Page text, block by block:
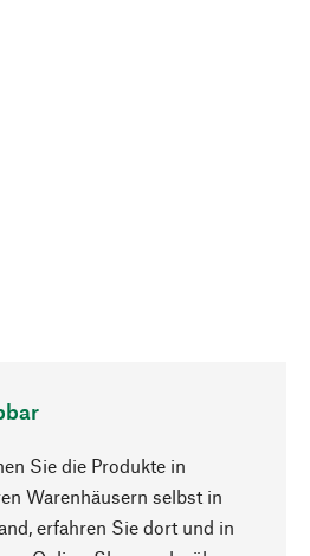
Sie die Produkte in
Warenhäusern selbst in
erfahren Sie dort und in